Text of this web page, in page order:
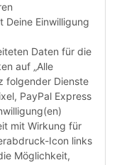
Deine Einwilligung
Daten für die
auf „Alle
folgender Dienste
PayPal Express
mit Wirkung für
Icon links
Möglichkeit,
ausschließlich zu